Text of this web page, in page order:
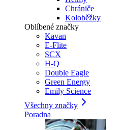
Chrániče
Koloběžky
Oblíbené značky
Kavan
E-Flite
SCX
H-Q
Double Eagle
Green Energy
Emily Science
Všechny značky
Poradna